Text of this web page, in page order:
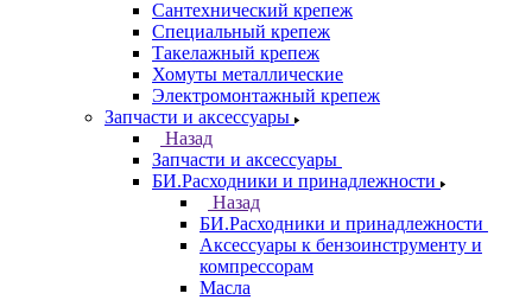
Сантехнический крепеж
Специальный крепеж
Такелажный крепеж
Хомуты металлические
Электромонтажный крепеж
Запчасти и аксессуары
Назад
Запчасти и аксессуары
БИ.Расходники и принадлежности
Назад
БИ.Расходники и принадлежности
Аксессуары к бензоинструменту и
компрессорам
Масла